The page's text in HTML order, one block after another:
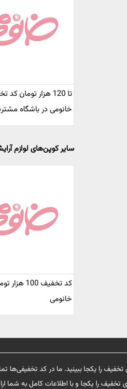
تا 120 هزار تومان
خانومی در باشگاه
سایر کوپن‌های لوازم
کد تخفیف 100
خانومی
را یکجا ببینید. ما در کد تخفیفی‌ها
تخفیف را یکجا و با اطلاعات کامل به شما